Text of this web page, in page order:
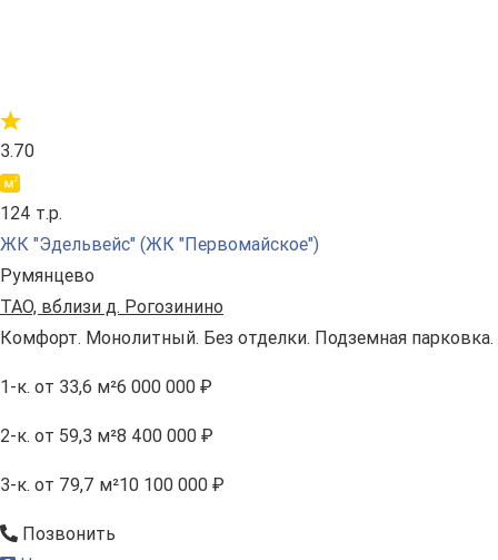
3.70
124 т.р.
ЖК "Эдельвейс" (ЖК "Первомайское")
Румянцево
ТАО, вблизи д. Рогозинино
Комфорт. Монолитный. Без отделки. Подземная парковка.
1-к. от 33,6 м²6 000 000 ₽
2-к. от 59,3 м²8 400 000 ₽
3-к. от 79,7 м²10 100 000 ₽
Позвонить